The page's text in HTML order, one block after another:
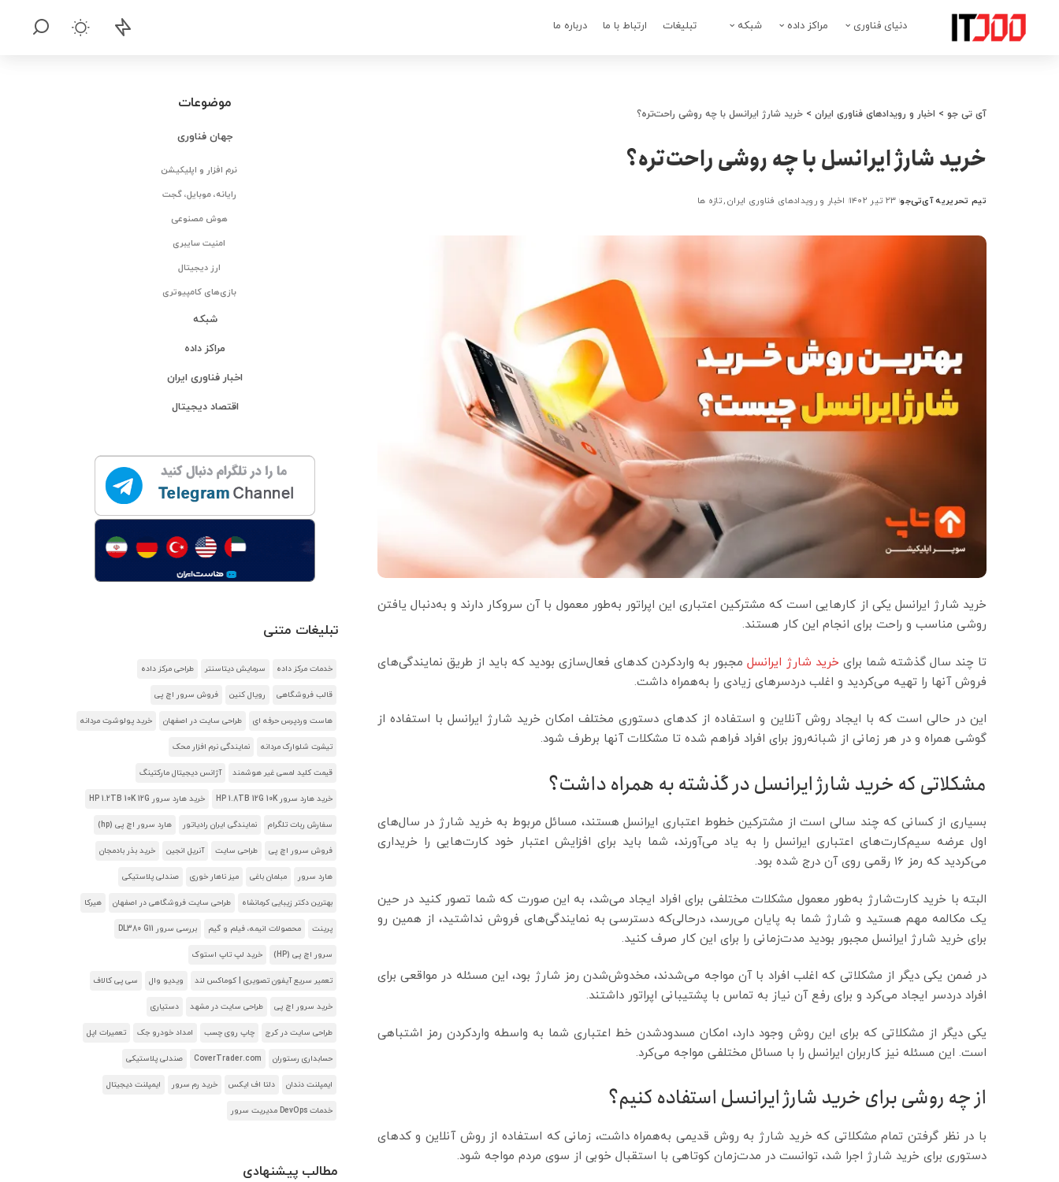
دنیای فناوری مراکز داده شبکه تبلیغات ارتباط با ما درباره ما
آی تی جو > اخبار و رویدادهای فناوری ایران > خرید شارژ ایرانسل با چه روشی راحت‌تره؟
خرید شارژ ایرانسل با چه روشی راحت‌تره؟
ارسال
توسط
تیم تحریریه آی‌تی‌جو ۲۳ تیر ۱۴۰۲ اخبار و رویدادهای فناوری ایران تازه ها
خرید شارژ ایرانسل یکی از کارهایی است که مشترکین اعتباری این اپراتور به‌طور معمول با آن سروکار دارند و به‌دنبال یافتن
روشی مناسب و راحت برای انجام این کار هستند.
تا چند سال گذشته شما برای خرید شارژ ایرانسلمجبور به واردکردن کدهای فعال‌سازی بودید که باید از طریق نمایندگی‌های
فروش آنها را تهیه می‌کردید و اغلب دردسرهای زیادی را به‌همراه داشت.
این در حالی است که با ایجاد روش آنلاین و استفاده از کدهای دستوری مختلف امکان خرید شارژ ایرانسل با استفاده از
گوشی همراه و در هر زمانی از شبانه‌روز برای افراد فراهم شده تا مشکلات آنها برطرف شود.
مشکلاتی که خرید شارژ ایرانسل در گذشته به همراه داشت؟
بسیاری از کسانی که چند سالی است از مشترکین خطوط اعتباری ایرانسل هستند، مسائل مربوط به خرید شارژ در سال‌های
اول عرضه سیم‌کارت‌های اعتباری ایرانسل را به یاد می‌آورند، شما باید برای افزایش اعتبار خود کارت‌هایی را خریداری
می‌کردید که رمز 16 رقمی روی آن درج شده بود.
البته با خرید کارت‌شارژ به‌طور معمول مشکلات مختلفی برای افراد ایجاد می‌شد، به این صورت که شما تصور کنید در حین
یک مکالمه مهم هستید و شارژ شما به پایان می‌رسد، درحالی‌که دسترسی به نمایندگی‌های فروش نداشتید، از همین رو
برای خرید شارژ ایرانسل مجبور بودید مدت‌زمانی را برای این کار صرف کنید.
در ضمن یکی دیگر از مشکلاتی که اغلب افراد با آن مواجه می‌شدند، مخدوش‌شدن رمز شارژ بود، این مسئله در مواقعی برای
افراد دردسر ایجاد می‌کرد و برای رفع آن نیاز به تماس با پشتیبانی اپراتور داشتند.
یکی دیگر از مشکلاتی که برای این روش وجود دارد، امکان مسدودشدن خط اعتباری شما به واسطه واردکردن رمز اشتباهی
است. این مسئله نیز کاربران ایرانسل را با مسائل مختلفی مواجه می‌کرد.
از چه روشی برای خرید شارژ ایرانسل استفاده کنیم؟
با در نظر گرفتن تمام مشکلاتی که خرید شارژ به روش قدیمی به‌همراه داشت، زمانی که استفاده از روش آنلاین و کدهای
دستوری برای خرید شارژ اجرا شد، توانست در مدت‌زمان کوتاهی با استقبال خوبی از سوی مردم مواجه شود.
موضوعات
جهان فناوری
نرم افزار و اپلیکیشن
رایانه، موبایل، گجت
هوش مصنوعی
امنیت سایبری
ارز دیجیتال
بازی‌های کامپیوتری
شبکه
مراکز داده
اخبار فناوری ایران
اقتصاد دیجیتال
تبلیغات متنی
خدمات مرکز داده سرمایش دیتاسنتر طراحی مرکز داده
قالب فروشگاهی رویال کنین فروش سرور اچ پی
هاست وردپرس حرفه ای طراحی سایت در اصفهان خرید پولوشرت مردانه
تیشرت شلوارک مردانه نمایندگی نرم افزار محک
قیمت کلید لمسی غیر هوشمند آژانس دیجیتال مارکتینگ
خرید هارد سرور HP 1.8TB 12G 10K خرید هارد سرور HP 1.2TB 10K 12G
سفارش ربات تلگرام نمایندگی ایران رادیاتور هارد سرور اچ پی (hp)
فروش سرور اچ پی طراحی سایت آنریل انجین خرید بذر بادمجان
هارد سرور مبلمان باغی میز ناهار خوری صندلی پلاستیکی
بهترین دکتر زیبایی کرمانشاه طراحی سایت فروشگاهی در اصفهان هیرکا
پرینت محصولات انیمه، فیلم و گیم بررسی سرور DL380 G11
سرور اچ پی (HP) خرید لپ تاپ استوک
تعمیر سریع آیفون تصویری | کوماکس لند ویدیو وال سی پی کالاف
خرید سرور اچ پی طراحی سایت در مشهد دستیاری
طراحی سایت در کرج چاپ روی چسب امداد خودرو جک تعمیرات اپل
حسابداری رستوران CoverTrader.com صندلی پلاستیکی
ایمپلنت دندان دلتا اف ایکس خرید رم سرور ایمپلنت دیجیتال
خدمات DevOps مدیریت سرور
مطالب پیشنهادی